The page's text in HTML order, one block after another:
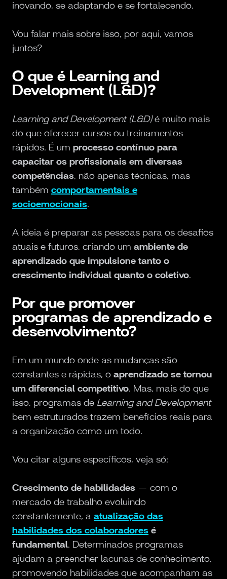
inovando, se adaptando e se fortalecendo.
Vou falar mais sobre isso, por aqui, vamos
juntos?
O que é Learning and
Development (L&D)?
Learning and Development (L&D)é muito mais
do que oferecer cursos ou treinamentos
rápidos. É um processo contínuo para
capacitar os profissionais em diversas
competências, não apenas técnicas, mas
também comportamentais e
socioemocionais.
A ideia é preparar as pessoas para os desafios
atuais e futuros, criando um ambiente de
aprendizado que impulsione tanto o
crescimento individual quanto o coletivo.
Por que promover
programas de aprendizado e
desenvolvimento?
Em um mundo onde as mudanças são
constantes e rápidas, o aprendizado se tornou
um diferencial competitivo. Mas, mais do que
isso, programas de Learning and Development
bem estruturados trazem benefícios reais para
a organização como um todo.
Vou citar alguns específicos, veja só:
Crescimento de habilidades — com o
mercado de trabalho evoluindo
constantemente, a atualização das
habilidades dos colaboradores é
fundamental. Determinados programas
ajudam a preencher lacunas de conhecimento,
promovendo habilidades que acompanham as